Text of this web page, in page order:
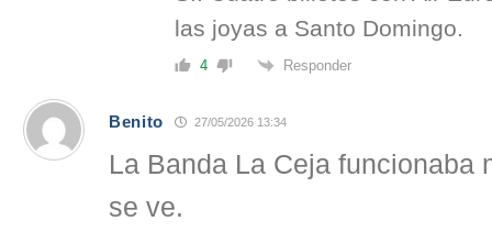
las joyas a Santo Domingo.
4 Responder
Benito 27/05/2026 13:34
La Banda La Ceja funcionaba
se ve.